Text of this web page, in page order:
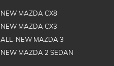
NEW MAZDA CX8
NEW MAZDA CX3
ALL-NEW MAZDA 3
NEW MAZDA 2 SEDAN